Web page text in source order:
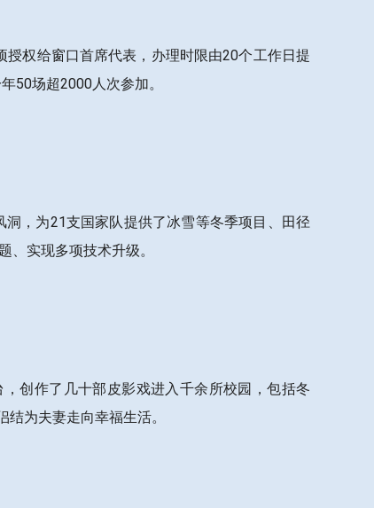
权给窗口首席代表，办理时限由20个工作日提
50场超2000人次参加。
，为21支国家队提供了冰雪等冬季项目、田径
实现多项技术升级。
创作了几十部皮影戏进入千余所校园，包括冬
为夫妻走向幸福生活。